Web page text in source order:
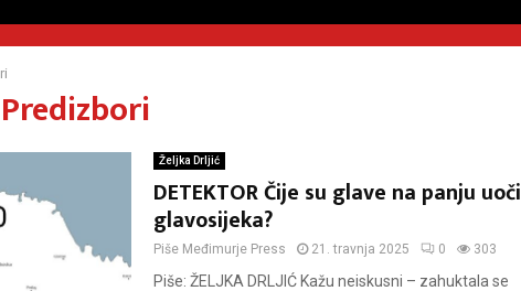
Željka Drljić
DETEKTOR Čije su glave na panju uoči
glavosijeka?
Piše Međimurje Press 21. travnja 2025 0 303
Piše: ŽELJKA DRLJIĆ Kažu neiskusni – zahuktala se